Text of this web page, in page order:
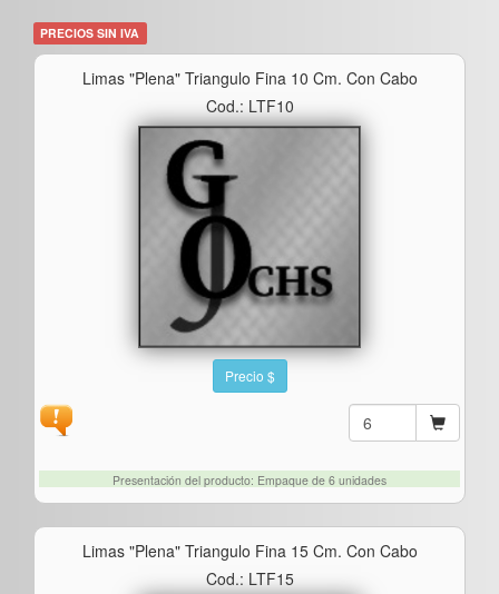
PRECIOS SIN IVA
Limas "plena" Triangulo Fina 10 Cm. Con Cabo
Cod.: LTF10
Precio $
Presentación del producto: Empaque de 6 unidades
Limas "plena" Triangulo Fina 15 Cm. Con Cabo
Cod.: LTF15